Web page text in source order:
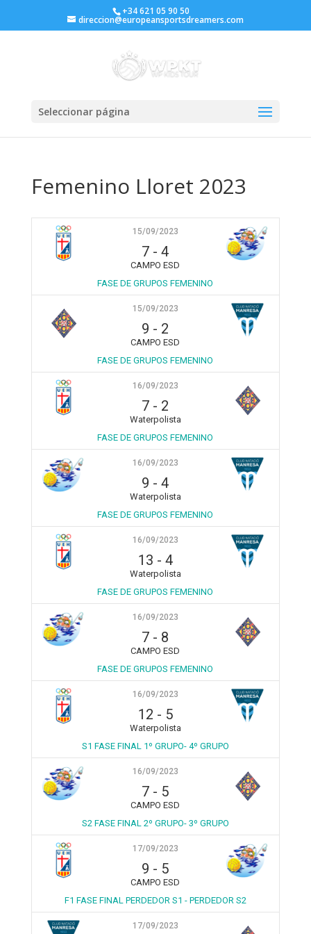
+34 621 05 90 50
direccion@europeansportsdreamers.com
Seleccionar página
Femenino Lloret 2023
15/09/2023
7 -4
CAMPO ESD
FASE DE GRUPOS FEMENINO
15/09/2023
9 - 2
CAMPO ESD
FASE DE GRUPOS FEMENINO
16/09/2023
7 - 2
Waterpolista
FASE DE GRUPOS FEMENINO
16/09/2023
9 -4
Waterpolista
FASE DE GRUPOS FEMENINO
16/09/2023
13 - 4
Waterpolista
FASE DE GRUPOS FEMENINO
16/09/2023
7 - 8
CAMPO ESD
FASE DE GRUPOS FEMENINO
16/09/2023
12 - 5
Waterpolista
S1 FASE FINAL 1º GRUPO- 4º GRUPO
16/09/2023
7 - 5
CAMPO ESD
S2 FASE FINAL 2º GRUPO- 3º GRUPO
17/09/2023
9 - 5
CAMPO ESD
F1 FASE FINAL PERDEDOR S1 - PERDEDOR S2
17/09/2023